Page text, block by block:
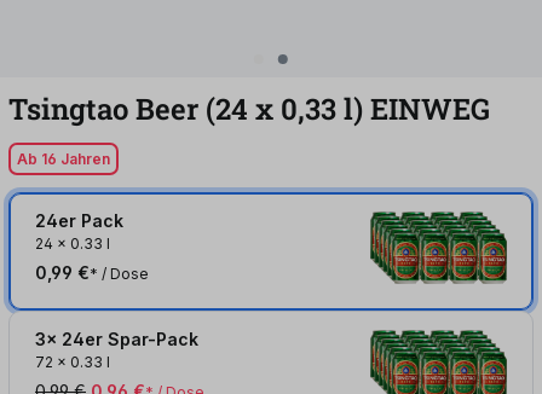
Tsingtao Beer (24 x 0,33l)EINWEG
Ab 16 Jahren
24er Pack
24 x 0.33 l
0,99 €* / Dose
3x 24er Spar-Pack
72 x 0.33 l